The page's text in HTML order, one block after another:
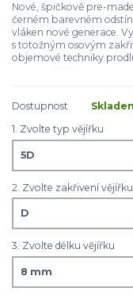
Nové, špičkově pre-
černém barevném
vláken nové generace.
s totožným osovým
objemové techniky
Dostupnost
1. Zvolte typ vějířku
2. Zvolte zakřivení vějířku
3. Zvolte délku vějířku